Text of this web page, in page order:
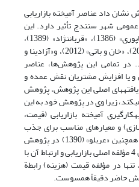
نشان داد عناصر آمیخته بازاریابی
شهر سنندج تأثیر دارد. این
نتیجه، یافته­های پژوهش‌های «شاپوری» (1386)، «قربان­نژاد» (1389)،
«نظری» (1390)، «کیم و پارک» (2006)، «خان و باتی» (2012)، و«آزادینا و
می‏کند. در تمامی این پژوهش‌ها، عناصر
و یا افزایش مشتریان نقش عمده و
اصلی این پژوهش، پژوهش
ضیایی» (1390) را رد می­کند، زیرا وی در پژوهش خود به این
آمیخته بازاریابی (قیمت،
و معیارهای مناسب برای جذب
کاربران، در سطح مطلوبی نبودند. همچنین «عربلو» (1390) در پژوهش
خود به این نتیجه رسید که از میان 4 مؤلفه اصلی بازاریابی و ارتباط آن با
در مؤلفه قیمت (هزینه) رابطة
حاضر دقیقاً همسوست.